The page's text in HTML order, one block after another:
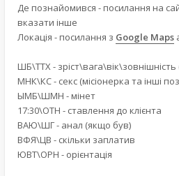
Де познайомився - посилання на
вказати інше
Локація - посилання з Google Maps
ШБ\ТТХ - зріст\вага\вік\зовнішність
МНК\КС - секс (місіонерка та інші
ЫМБ\ШМН - мінет
17:30\ОТН - ставлення до клієнта
ВАЮ\ШГ - анал (якщо був)
ВФЯ\ЦВ - скільки заплатив
ЮВТ\ОРН - орієнтація